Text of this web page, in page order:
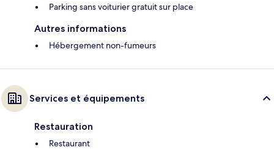
Parking sans voiturier gratuit sur place
Autres informations
Hébergement non-fumeurs
Services et équipements
Restauration
Restaurant